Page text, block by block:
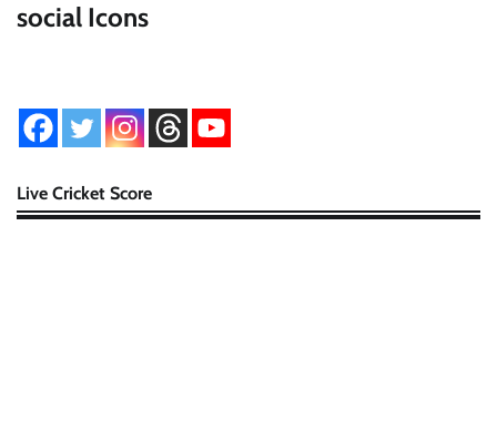
social Icons
Live Cricket Score